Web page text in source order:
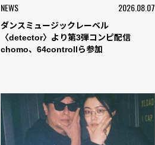
NEWS 2026.08.07
ダンスミュージックレーベル
〈detector〉より第3弾コンピ配信
chomo、64controllら参加